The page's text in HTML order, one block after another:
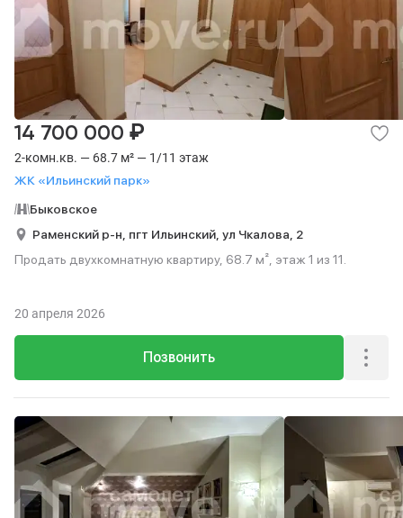
2-комн.кв. — 68.7 м² — 1/11 этаж
ЖК «Ильинский парк»
14 700 000 ₽
Быковское
Раменский р-н, пгт Ильинский, ул Чкалова, 2
Продать двухкомнатную квартиру, 68.7 м², этаж 1 из 11.
Позвонить
20 апреля 2026